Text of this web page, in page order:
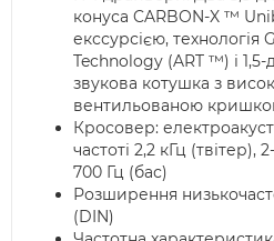
конуса CARBON-X ™
екссурсією, технологія
Technology (ART ™) і
звукова котушка з
вентильованою
Кросовер:
частоті 2,2 кГц (твітер),
700 Гц (бас)
Розширення
(DIN)